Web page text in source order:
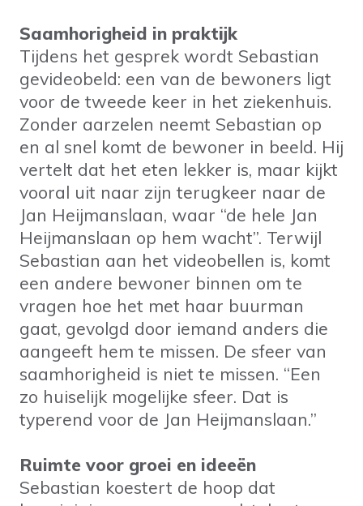
Saamhorigheid in praktijk
Tijdens het gesprek wordt Sebastian
gevideobeld: een van de bewoners ligt
voor de tweede keer in het ziekenhuis.
Zonder aarzelen neemt Sebastian op
en al snel komt de bewoner in beeld. Hij
vertelt dat het eten lekker is, maar kijkt
vooral uit naar zijn terugkeer naar de
Jan Heijmanslaan, waar “de hele Jan
Heijmanslaan op hem wacht”. Terwijl
Sebastian aan het videobellen is, komt
een andere bewoner binnen om te
vragen hoe het met haar buurman
gaat, gevolgd door iemand anders die
aangeeft hem te missen. De sfeer van
saamhorigheid is niet te missen. “Een
zo huiselijk mogelijke sfeer. Dat is
typerend voor de Jan Heijmanslaan.”
Ruimte voor groei en ideeën
Sebastian koestert de hoop dat